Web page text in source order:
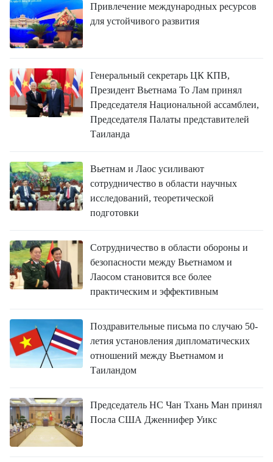
Привлечение международных ресурсов
для устойчивого развития
Генеральный секретарь ЦК КПВ,
Президент Вьетнама То Лам принял
Председателя Национальной ассамблеи,
Председателя Палаты представителей
Таиланда
Вьетнам и Лаос усиливают
сотрудничество в области научных
исследований, теоретической
подготовки
Сотрудничество в области обороны и
безопасности между Вьетнамом и
Лаосом становится все более
практическим и эффективным
Поздравительные письма по случаю 50-
летия установления дипломатических
отношений между Вьетнамом и
Таиландом
Председатель НС Чан Тхань Ман принял
Посла США Дженнифер Уикс